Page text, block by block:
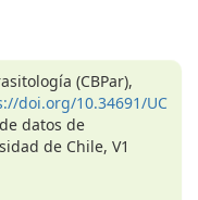
(CBPar),
doi.org/10.34691/UC
datos de
de Chile, V1